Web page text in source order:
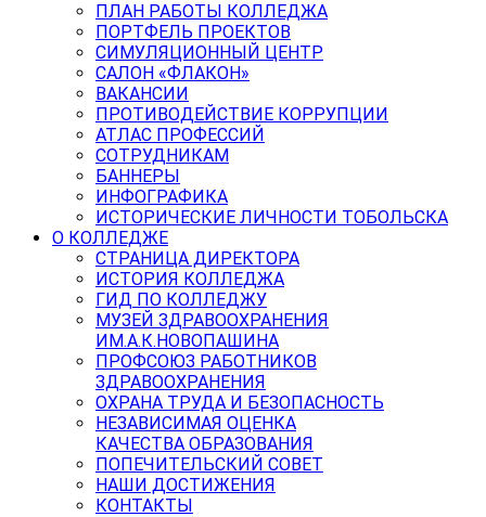
ПЛАН РАБОТЫ КОЛЛЕДЖА
ПОРТФЕЛЬ ПРОЕКТОВ
СИМУЛЯЦИОННЫЙ ЦЕНТР
САЛОН «ФЛАКОН»
ВАКАНСИИ
ПРОТИВОДЕЙСТВИЕ КОРРУПЦИИ
АТЛАС ПРОФЕССИЙ
СОТРУДНИКАМ
БАННЕРЫ
ИНФОГРАФИКА
ИСТОРИЧЕСКИЕ ЛИЧНОСТИ ТОБОЛЬСКА
О КОЛЛЕДЖЕ
СТРАНИЦА ДИРЕКТОРА
ИСТОРИЯ КОЛЛЕДЖА
ГИД ПО КОЛЛЕДЖУ
МУЗЕЙ ЗДРАВООХРАНЕНИЯ
ИМ.А.К.НОВОПАШИНА
ПРОФСОЮЗ РАБОТНИКОВ
ЗДРАВООХРАНЕНИЯ
ОХРАНА ТРУДА И БЕЗОПАСНОСТЬ
НЕЗАВИСИМАЯ ОЦЕНКА
КАЧЕСТВА ОБРАЗОВАНИЯ
ПОПЕЧИТЕЛЬСКИЙ СОВЕТ
НАШИ ДОСТИЖЕНИЯ
КОНТАКТЫ